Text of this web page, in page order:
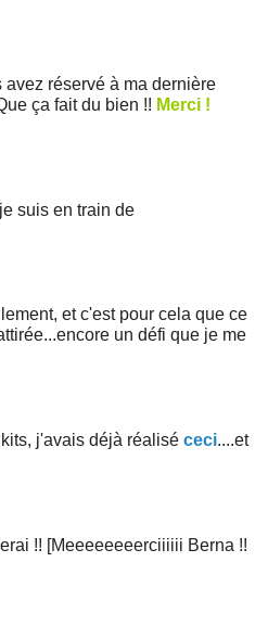
réservé à ma dernière
ça fait du bien !! Merci !
suis en train de
et c'est pour cela que ce
un défi que je me
j'avais déjà réalisé ceci....et
!! [Meeeeeeeerciiiiii Berna !!